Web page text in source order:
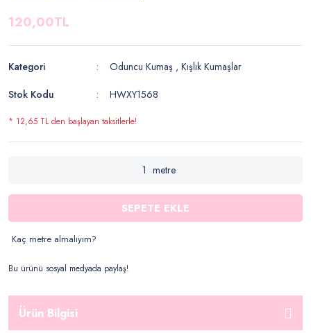
120,00TL
Kategori Oduncu Kumaş ,Kışlık Kumaşlar
Stok Kodu
HWXY1568
* 12,65 TL den başlayan taksitlerle!
metre
SEPETE EKLE
Kaç metre almalıyım?
Bu ürünü sosyal medyada paylaş!
Ürün Bilgisi